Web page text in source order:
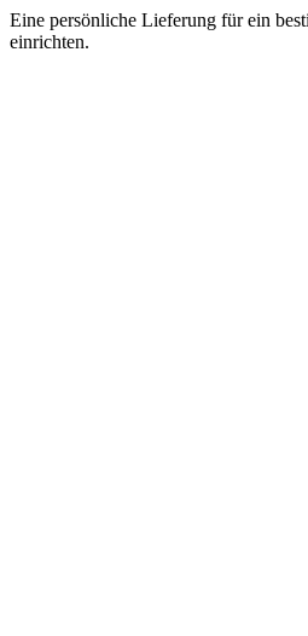
Eine persönliche Lieferung für ein
einrichten.